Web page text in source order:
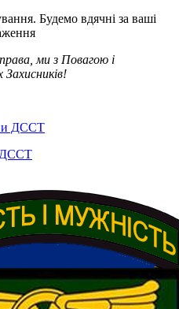
Будемо вдячні за ваші
ми з Повагою і
ДССТ